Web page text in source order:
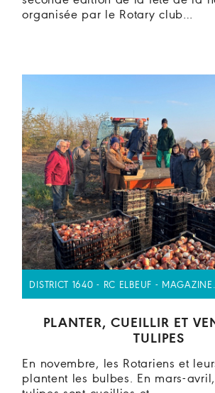
organisée par le Rotary club…
DISTRICT 1640 - RC ELBEUF -
PLANTER, CUEILLIR ET
TULIPES
En novembre, les Rotariens et
plantent les bulbes. En mars-